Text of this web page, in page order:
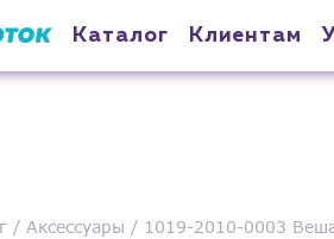
Каталог Клиентам
Аксессуары 1019-2010-0003